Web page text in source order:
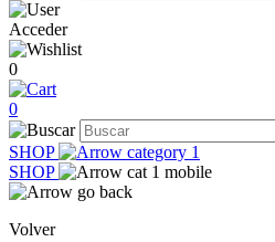
Acceder
0
0
SHOP
SHOP
Volver